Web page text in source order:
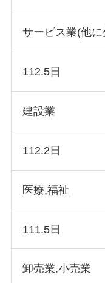
サービス業(他
112.5日
建設業
112.2日
医療,福祉
111.5日
卸売業,小売業